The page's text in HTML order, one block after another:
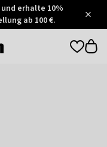
und erhalte 10%
ab 100 €.